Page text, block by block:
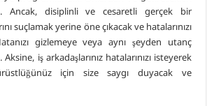
Ancak, disiplinli ve cesaretli gerçek bir
suçlamak yerine öne çıkacak ve hatalarınızı
gizlemeye veya aynı şeyden utanç
iş arkadaşlarınız hatalarınızı isteyerek
için size saygı duyacak ve